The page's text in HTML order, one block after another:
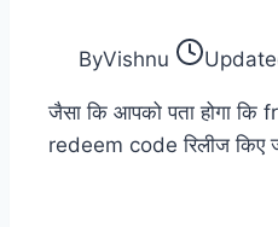
ByVishnu
जैसा कि आपको पता होगा
redeem code रिलीज किए